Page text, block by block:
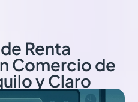
Renta
Comercio de
y Claro